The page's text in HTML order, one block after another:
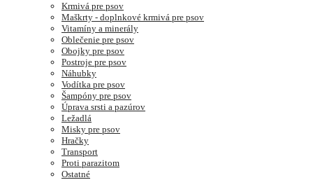
Krmivá pre psov
Maškrty - doplnkové krmivá pre psov
Vitamíny a minerály
Oblečenie pre psov
Obojky pre psov
Postroje pre psov
Náhubky
Vodítka pre psov
Šampóny pre psov
Úprava srsti a pazúrov
Ležadlá
Misky pre psov
Hračky
Transport
Proti parazitom
Ostatné